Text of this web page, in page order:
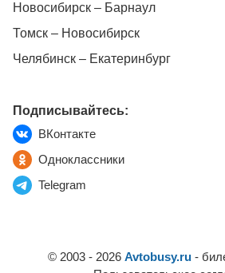
Новосибирск – Барнаул
Томск – Новосибирск
Челябинск – Екатеринбург
Подписывайтесь:
ВКонтакте
Одноклассники
Telegram
© 2003 - 2026 Avtobusy.ru -